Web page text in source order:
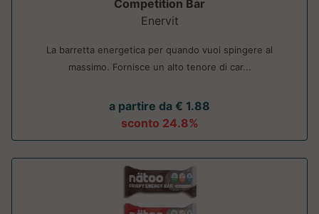
Competition Bar
Enervit
La barretta energetica per quando vuoi spingere al
massimo. Fornisce un alto tenore di car...
a partire da € 1.88
sconto 24.8%